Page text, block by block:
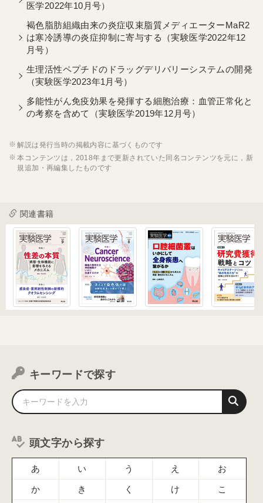
医学2022年10月号）
褐色脂肪組織由来の炎症収束脂質メディエーターMaR2
は寒冷誘導の炎症抑制に寄与する（実験医学2022年12
月号）
生理活性ペプチドのドラッグデリバリーシステムの開発
（実験医学2023年1月号）
多能性がん免疫効果を発揮する細胞治療：血管正常化と
の考察を含めて（実験医学2019年12月号）
解説は発行当時の掲載内容に基づくものです
本コンテンツは，2018年まで更新されていた同名コンテンツを元に，新
規追加・再編集したものです
関連書籍
キーワードで探す
頭文字から探す
あ い う え お
か き く け こ